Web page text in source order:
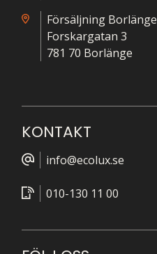
Försäljning Borlänge
Forskargatan 3
781 70 Borlänge
KONTAKT
info@ecolux.se
010-130 11 00